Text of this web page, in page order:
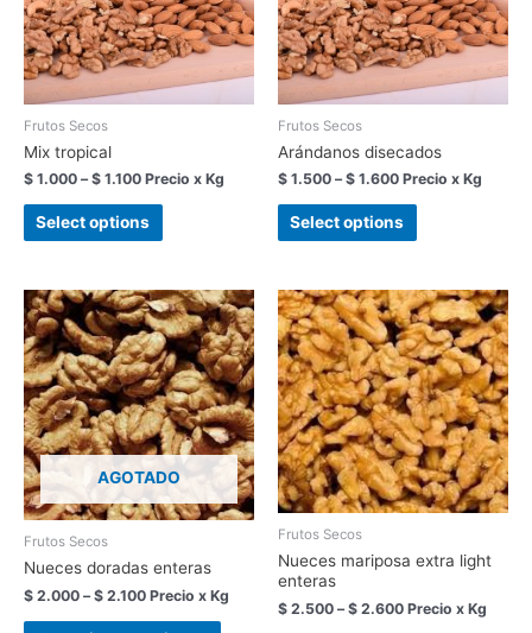
Frutos Secos
Mix tropical
$ 1.000 –$ 1.100 Precio x Kg
Select options
Frutos Secos
Arándanos disecados
$ 1.500 –$ 1.600 Precio x Kg
Select options
AGOTADO
Frutos Secos
Nueces doradas enteras
$ 2.000 –$ 2.100 Precio x Kg
Frutos Secos
Nueces mariposa extra light
enteras
$ 2.500 –$ 2.600 Precio x Kg